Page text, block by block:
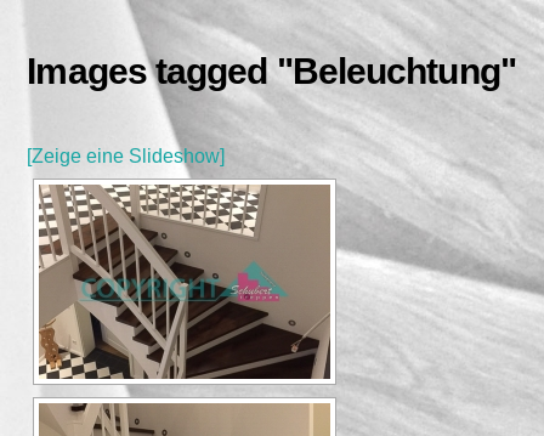
contentImages tagged "Beleuchtung"
[Zeige eine Slideshow]